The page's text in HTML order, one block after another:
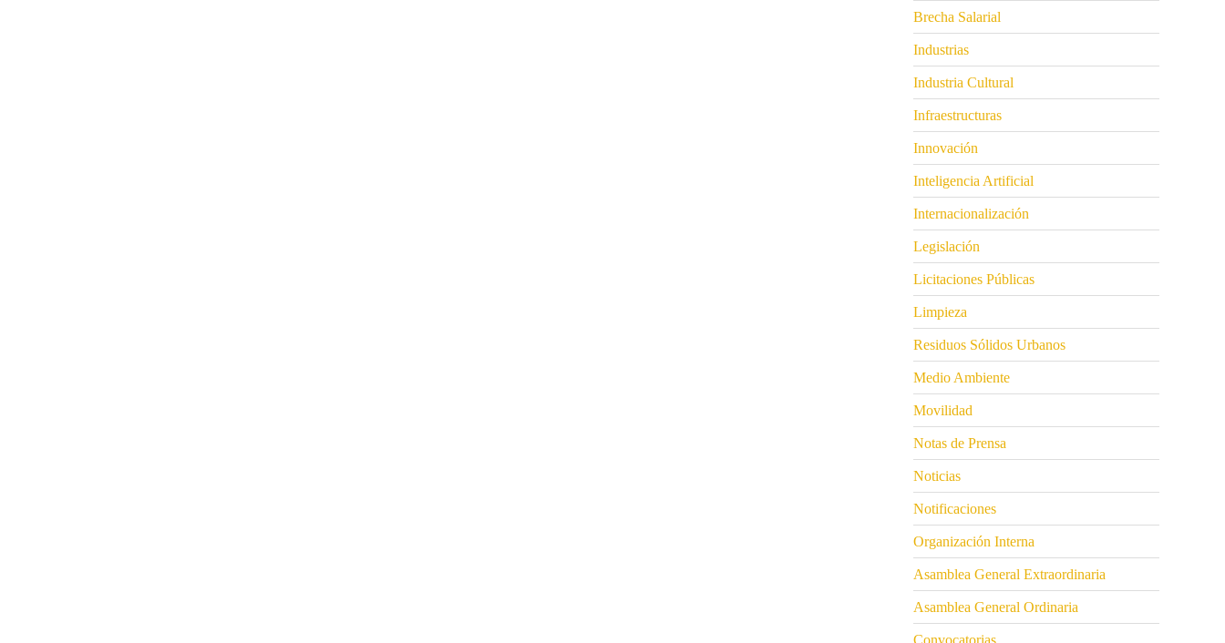
Brecha Salarial
Industrias
Industria Cultural
Infraestructuras
Innovación
Inteligencia Artificial
Internacionalización
Legislación
Licitaciones Públicas
Limpieza
Residuos Sólidos Urbanos
Medio Ambiente
Movilidad
Notas de Prensa
Noticias
Notificaciones
Organización Interna
Asamblea General Extraordinaria
Asamblea General Ordinaria